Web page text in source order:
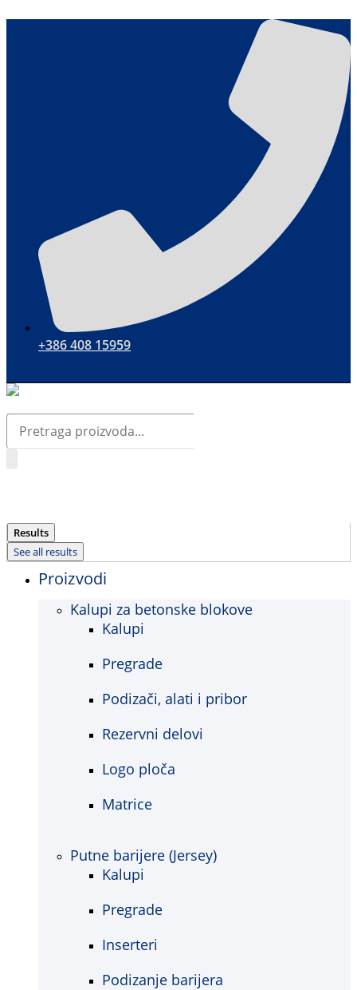
+386 408 15959
Search
Results
See all results
Proizvodi
Kalupi za betonske blokove
Kalupi
Pregrade
Podizači, alati i pribor
Rezervni delovi
Logo ploča
Matrice
Putne barijere (Jersey)
Kalupi
Pregrade
Inserteri
Podizanje barijera